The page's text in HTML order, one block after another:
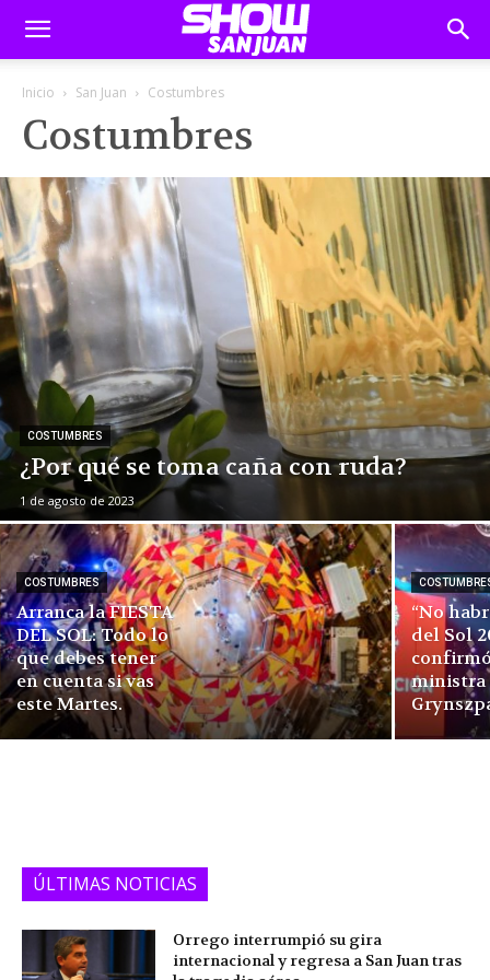
Inicio San Juan Costumbres
Costumbres
COSTUMBRES
¿Por qué se toma caña con ruda?
1 de agosto de 2023
COSTUMBRES
Arranca la FIESTA
DEL SOL: Todo lo
que debes tener
en cuenta si vas
este Martes.
“No
del Sol
ministra
ÚLTIMAS NOTICIAS
Orrego interrumpió su gira
internacional y regresa a San Juan tras